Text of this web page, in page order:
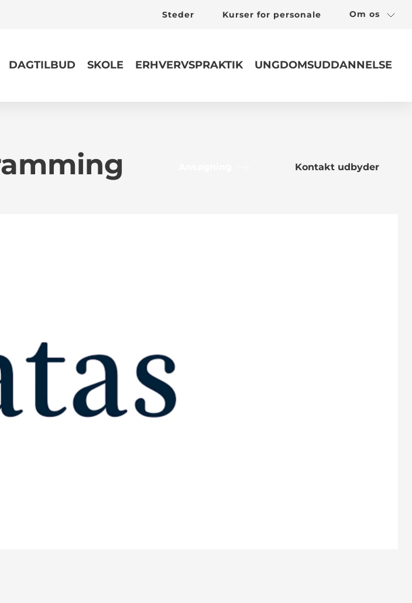
Steder Kurser for personale Om os
DAGTILBUD SKOLE ERHVERVSPRAKTIK UNGDOMSUDDANNELSE
Kontakt udbyder